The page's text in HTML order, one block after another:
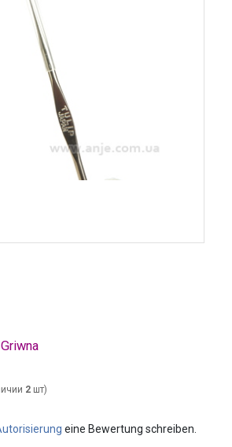
Griwna
2 шт)
eine Bewertung schreiben.